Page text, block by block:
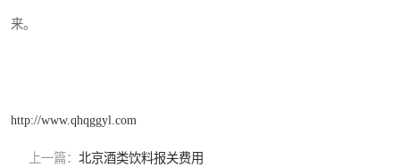
来。
http://www.qhqggyl.com
上一篇： 北京酒类饮料报关费用